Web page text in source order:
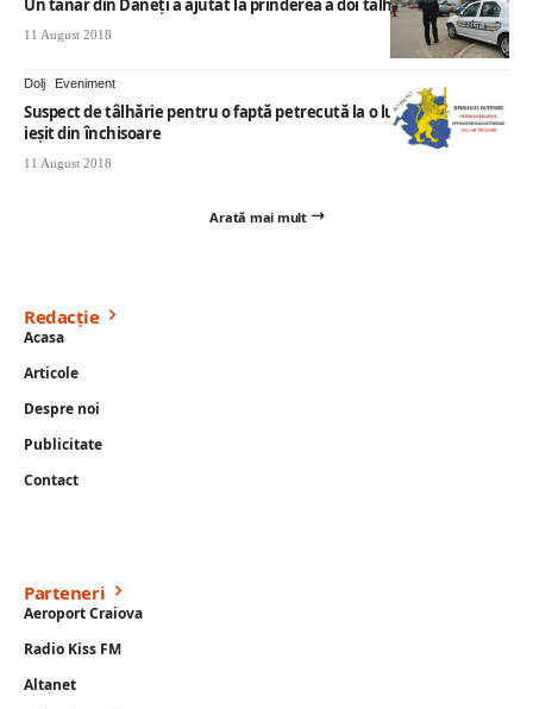
11 August 2018
Dolj Eveniment
Suspect de tâlhărie pentru o faptă petrecută la o lună după ce a
ieșit din închisoare
11 August 2018
Arată mai mult
Redacție
Acasa
Articole
Despre noi
Publicitate
Contact
Parteneri
Aeroport Craiova
Radio Kiss FM
Altanet